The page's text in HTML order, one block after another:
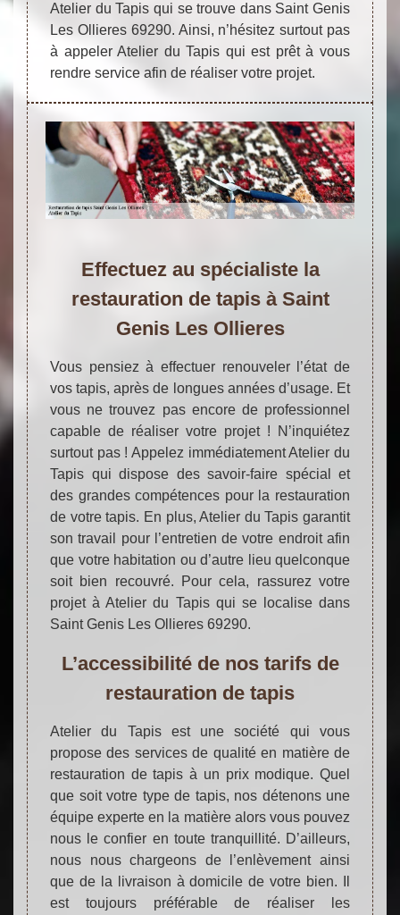
Atelier du Tapis qui se trouve dans Saint Genis
Les Ollieres 69290. Ainsi, n’hésitez surtout pas
à appeler Atelier du Tapis qui est prêt à vous
rendre service afin de réaliser votre projet.
Effectuez au spécialiste la
restauration de tapis à Saint
Genis Les Ollieres
Vous pensiez à effectuer renouveler l’état de
vos tapis, après de longues années d’usage. Et
vous ne trouvez pas encore de professionnel
capable de réaliser votre projet ! N’inquiétez
surtout pas ! Appelez immédiatement Atelier du
Tapis qui dispose des savoir-faire spécial et
des grandes compétences pour la restauration
de votre tapis. En plus, Atelier du Tapis garantit
son travail pour l’entretien de votre endroit afin
que votre habitation ou d’autre lieu quelconque
soit bien recouvré. Pour cela, rassurez votre
projet à Atelier du Tapis qui se localise dans
Saint Genis Les Ollieres 69290.
L’accessibilité de nos tarifs de
restauration de tapis
Atelier du Tapis est une société qui vous
propose des services de qualité en matière de
restauration de tapis à un prix modique. Quel
que soit votre type de tapis, nos détenons une
équipe experte en la matière alors vous pouvez
nous le confier en toute tranquillité. D’ailleurs,
nous nous chargeons de l’enlèvement ainsi
que de la livraison à domicile de votre bien. Il
est toujours préférable de réaliser les